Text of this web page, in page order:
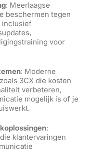
: Meerlaagse
beschermen tegen
inclusief
voor
: Moderne
3CX die kosten
verbeteren,
mogelijk is of je
:
klantervaringen